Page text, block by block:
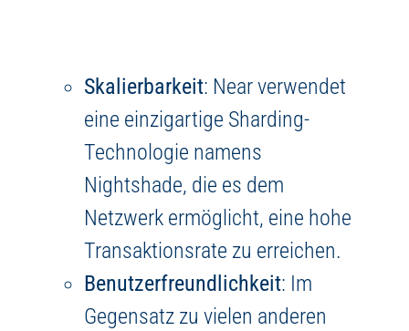
Skalierbarkeit: Near verwendet
eine einzigartige Sharding-
Technologie namens
Nightshade, die es dem
Netzwerk ermöglicht, eine hohe
Transaktionsrate zu erreichen.
Benutzerfreundlichkeit: Im
Gegensatz zu vielen anderen